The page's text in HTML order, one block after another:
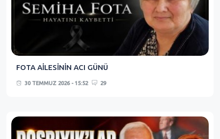
FOTA AİLESİNİN ACI GÜNÜ
30 TEMMUZ 2026 - 15:52 29